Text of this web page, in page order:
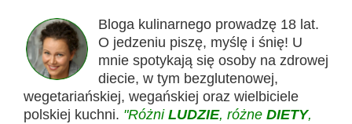
Bloga kulinarnego prowadzę 18 lat.
O jedzeniu piszę, myślę i śnię! U
mnie spotykają się osoby na zdrowej
diecie, w tym bezglutenowej,
wegetariańskiej, wegańskiej oraz wielbiciele
polskiej kuchni. "Różni LUDZIE, różne DIETY,